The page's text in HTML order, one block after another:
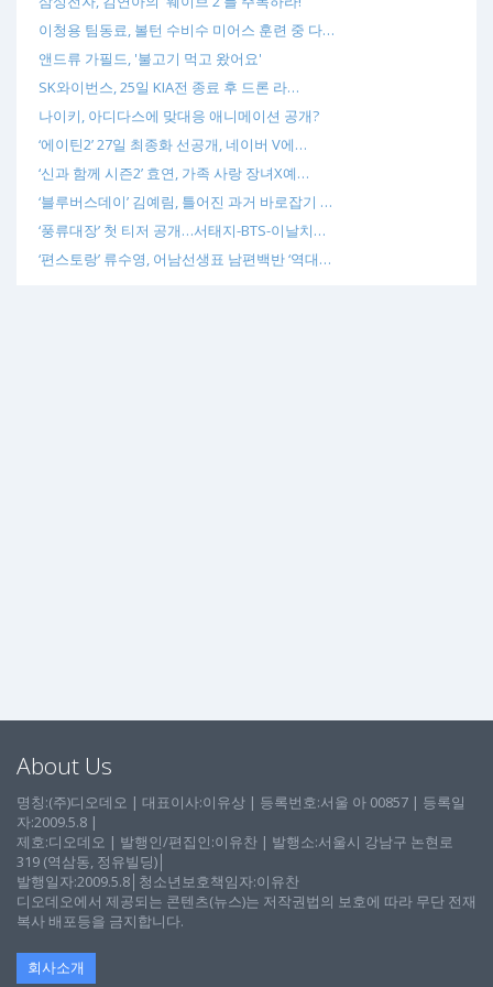
이청용 팀동료, 볼턴 수비수 미어스 훈련 중 다…
앤드류 가필드, '불고기 먹고 왔어요'
SK와이번스, 25일 KIA전 종료 후 드론 라…
나이키, 아디다스에 맞대응 애니메이션 공개?
‘에이틴2’ 27일 최종화 선공개, 네이버 V에…
‘신과 함께 시즌2’ 효연, 가족 사랑 장녀X예…
‘블루버스데이’ 김예림, 틀어진 과거 바로잡기 …
‘풍류대장’ 첫 티저 공개…서태지-BTS-이날치…
‘편스토랑’ 류수영, 어남선생표 남편백반 ‘역대…
About Us
명칭:(주)디오데오 | 대표이사:이유상 | 등록번호:서울 아 00857 | 등록일
자:2009.5.8 |
제호:디오데오 | 발행인/편집인:이유찬 | 발행소:서울시 강남구 논현로
319 (역삼동, 정유빌딩)│
발행일자:2009.5.8│청소년보호책임자:이유찬
디오데오에서 제공되는 콘텐츠(뉴스)는 저작권법의 보호에 따라 무단 전재
복사 배포등을 금지합니다.
회사소개